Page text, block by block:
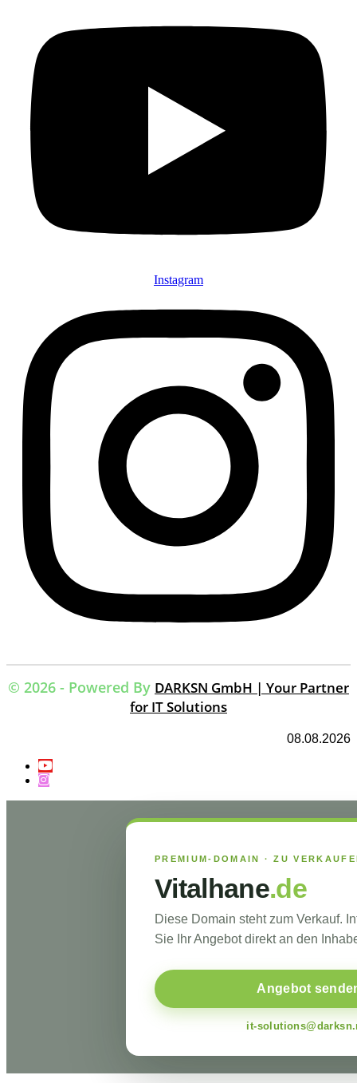
Instagram
© 2026 - Powered By DARKSN GmbH | Your Partner
for IT Solutions
08.08.2026
PREMIUM-DOMAIN · ZU
Vitalhane.de
Diese Domain steht zum Verkauf.
Sie Ihr Angebot direkt an den
Angebot
it-